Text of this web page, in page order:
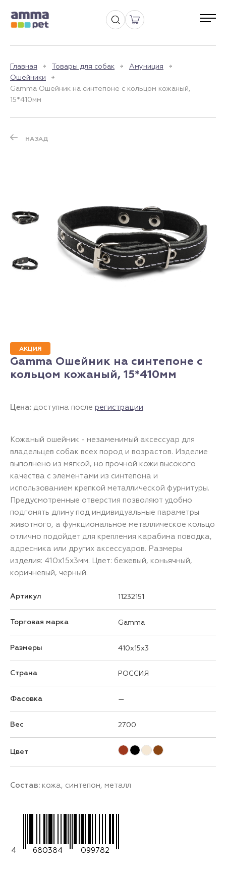
Главная Товары для собак
Амуниция
Ошейники
Gamma Ошейник на синтепоне с кольцом кожаный,
15*410мм
НАЗАД
АКЦИЯ
Gamma Ошейник на синтепоне с
кольцом кожаный, 15*410мм
Цена: доступна после регистрации
Кожаный ошейник - незаменимый аксессуар для
владельцев собак всех пород и возрастов. Изделие
выполнено из мягкой, но прочной кожи высокого
качества с элементами из синтепона и
использованием крепкой металлической фурнитуры.
Предусмотренные отверстия позволяют удобно
подгонять длину под индивидуальные параметры
животного, а функциональное металлическое кольцо
отлично подойдет для крепления карабина поводка,
адресника или других аксессуаров. Размеры
изделия: 410х15х3мм. Цвет: бежевый, коньячный,
коричневый, черный.
Артикул 11232151
Торговая марка Gamma
Размеры 410x15x3
Страна РОССИЯ
Фасовка —
Вес 27.00
Цвет
Состав: кожа, синтепон, металл
4 680384 099782